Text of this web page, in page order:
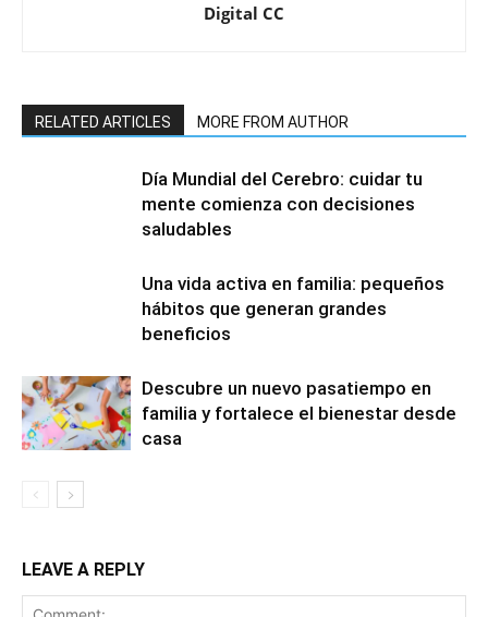
Digital CC
RELATED ARTICLES MORE FROM AUTHOR
Día Mundial del Cerebro: cuidar tu
mente comienza con decisiones
saludables
Una vida activa en familia: pequeños
hábitos que generan grandes
beneficios
Descubre un nuevo pasatiempo en
familia y fortalece el bienestar desde
casa
LEAVE A REPLY